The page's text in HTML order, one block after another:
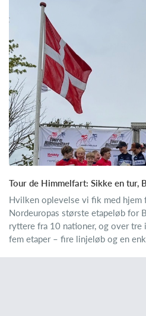
Tour de Himmelfart: Sikke en tur,
Hvilken oplevelse vi fik med hjem
Nordeuropas største etapeløb for
ryttere fra 10 nationer, og over tre
fem etaper – fire linjeløb og en